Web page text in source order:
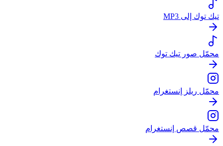
تيك توك إلى MP3
محمّل صور تيك توك
محمّل ريلز إنستغرام
محمّل قصص إنستغرام